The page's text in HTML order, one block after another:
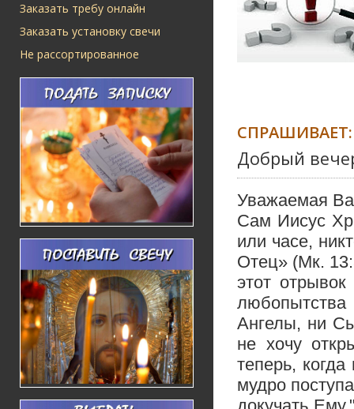
Заказать требу онлайн
Заказать установку свечи
Не рассортированное
СПРАШИВАЕТ:
Добрый
Уважаемая
Сам Иисус
или часе,
Отец» (Мк.
этот
любопытства
Ангелы, ни
не хочу
теперь,
мудро